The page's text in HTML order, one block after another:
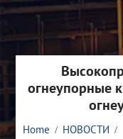
огнеупорные
Home
НОВОСТИ